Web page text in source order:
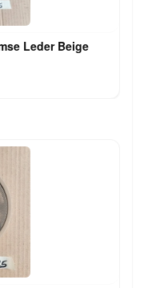
Leder Beige